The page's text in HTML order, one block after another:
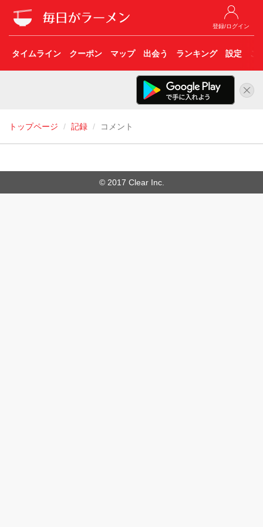
登録/ログイン
タイムライン クーポン マップ 出会う ランキング 設定 こ
トップページ 記録 コメント
© 2017 Clear Inc.